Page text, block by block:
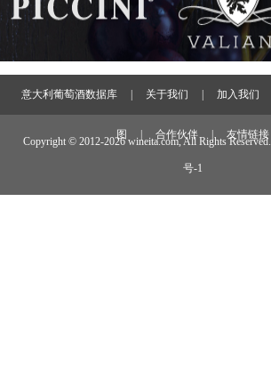
意大利葡萄酒数据库 关于我们 加入我们
图 合作伙伴 友情链接
Copyright © 2012-2026 wineita.com, All Rights Reserved.
号-1